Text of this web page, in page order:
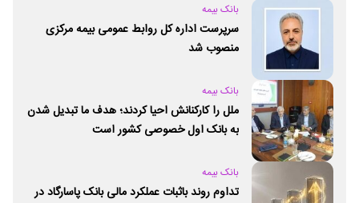
بانک بیمه
سرپرست اداره کل روابط عمومی بیمه مرکزی
منصوب شد
بانک بیمه
ملل را کارکنانش احیا کردند؛ هدف ما تبدیل شدن
به بانک اول خصوصی کشور است
بانک بیمه
تداوم روند باثبات عملکرد مالی بانک پاسارگاد در